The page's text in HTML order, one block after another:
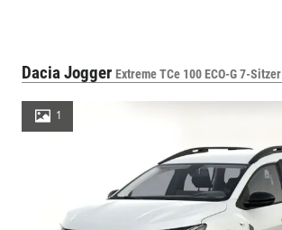
Dacia Jogger Extreme TCe 100 ECO-G 7-Sitzer
1